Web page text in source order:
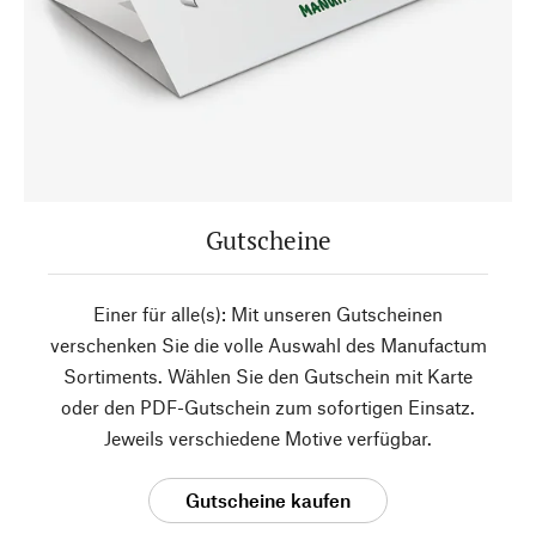
Gutscheine
Einer für alle(s): Mit unseren Gutscheinen
verschenken Sie die volle Auswahl des Manufactum
Sortiments. Wählen Sie den Gutschein mit Karte
oder den PDF-Gutschein zum sofortigen Einsatz.
Jeweils verschiedene Motive verfügbar.
Gutscheine kaufen